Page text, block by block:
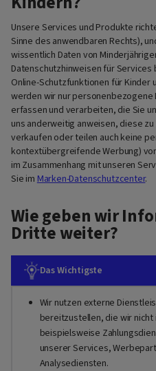
Unsere Services und Produkte
Sinne des anwendbaren Rechts),
wissentlich Daten von
Datenschutzhinweisen für
Online-Schutzfunktionen für Kinder
werden wir nur personenbezogene
erfassen und verarbeiten, die Sie
uns anderweitig anweisen, diese
verkaufen oder teilen auch keine
kontextübergreifende Werbung)
im Zusammenhang mit unseren
Sie im Marken-Datenschutzcenter.
Wie geben wir
Dritte weiter?
Das Wichtigste
Wir nutzen externe
bereitzustellen, die wir nicht
beispielsweise
unserer Services,
Analysediensten.